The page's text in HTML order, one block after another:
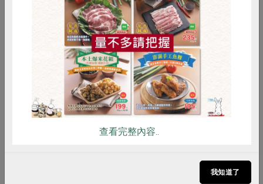
稻屋生機廚坊有限公司
RPET 食譜 減硝酸鹽
雞蛋 食安 共同購買
查看完整內容..
我知道了